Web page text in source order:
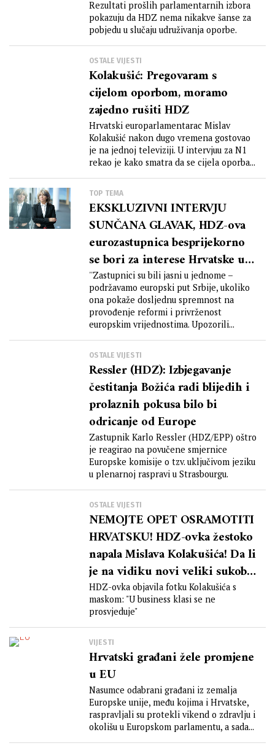
Rezultati prošlih parlamentarnih izbora
pokazuju da HDZ nema nikakve šanse za
pobjedu u slučaju udruživanja oporbe.
OSTALE VIJESTI
Kolakušić: Pregovaram s
cijelom oporbom, moramo
zajedno rušiti HDZ
Hrvatski europarlamentarac Mislav
Kolakušić nakon dugo vremena gostovao
je na jednoj televiziji. U intervjuu za N1
rekao je kako smatra da se cijela oporba...
TOP TEMA
EKSKLUZIVNI INTERVJU
SUNČANA GLAVAK, HDZ-ova
eurozastupnica besprijekorno
se bori za interese Hrvatske u
EU parlamentu
''Zastupnici su bili jasni u jednome –
podržavamo europski put Srbije, ukoliko
ona pokaže dosljednu spremnost na
provođenje reformi i privrženost
europskim vrijednostima. Upozorili...
OSTALE VIJESTI
Ressler (HDZ): Izbjegavanje
čestitanja Božića radi blijedih i
prolaznih pokusa bilo bi
odricanje od Europe
Zastupnik Karlo Ressler (HDZ/EPP) oštro
je reagirao na povučene smjernice
Europske komisije o tzv. uključivom jeziku
u plenarnoj raspravi u Strasbourgu.
OSTALE VIJESTI
NEMOJTE OPET OSRAMOTITI
HRVATSKU! HDZ-ovka žestoko
napala Mislava Kolakušića! Da li
je na vidiku novi veliki sukob
u EU parlamentu?!
HDZ-ovka objavila fotku Kolakušića s
maskom: "U business klasi se ne
prosvjeduje"
VIJESTI
Hrvatski građani žele promjene
u EU
Nasumce odabrani građani iz zemalja
Europske unije, među kojima i Hrvatske,
raspravljali su protekli vikend o zdravlju i
okolišu u Europskom parlamentu, a sada...